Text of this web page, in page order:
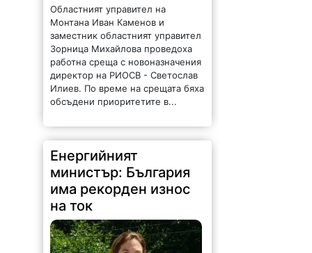
Областният управител на
Монтана Иван Каменов и
заместник областният управител
Зорница Михайлова проведоха
работна среща с новоназначения
директор на РИОСВ - Светослав
Илиев. По време на срещата бяха
обсъдени приоритетите в...
Енергийният
министър: България
има рекорден износ
на ток